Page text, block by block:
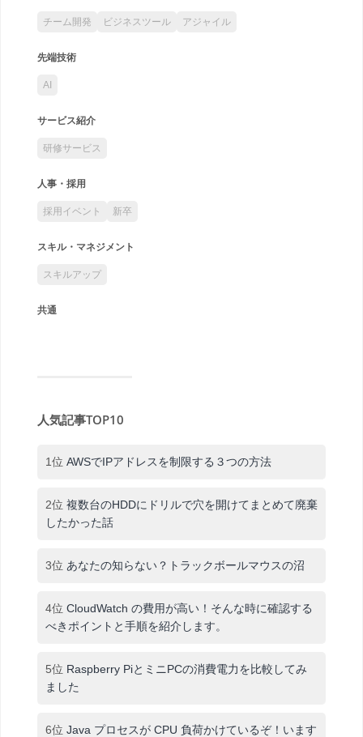
チーム開発 ビジネスツール アジャイル
先端技術
AI
サービス紹介
研修サービス
人事・採用
採用イベント 新卒
スキル・マネジメント
スキルアップ
共通
人気記事TOP10
1位 AWSでIPアドレスを制限する３つの方法
2位 複数台のHDDにドリルで穴を開けてまとめて廃棄
したかった話
3位 あなたの知らない？トラックボールマウスの沼
4位 CloudWatch の費用が高い！そんな時に確認する
べきポイントと手順を紹介します。
5位 Raspberry PiとミニPCの消費電力を比較してみ
ました
6位 Java プロセスが CPU 負荷かけているぞ！います